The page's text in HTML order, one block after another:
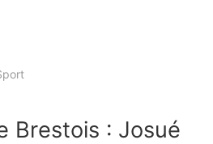
Brestois : Josué